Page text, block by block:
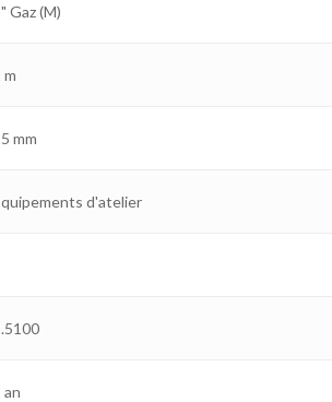
Gaz (M)
m
mm
d'atelier
an